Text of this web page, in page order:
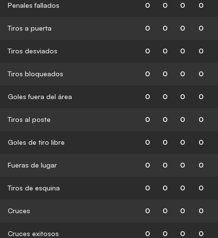
Penales fallados 0 0 0 0
Tiros a puerta 0 0 0 0
Tiros desviados 0 0 0 0
Tiros bloqueados 0 0 0 0
Goles fuera del área 0 0 0 0
Tiros al poste 0 0 0 0
Goles de tiro libre 0 0 0 0
Fueras de lugar 0 0 0 0
Tiros de esquina 0 0 0 0
Cruces 0 0 0 0
Cruces exitosos 0 0 0 0